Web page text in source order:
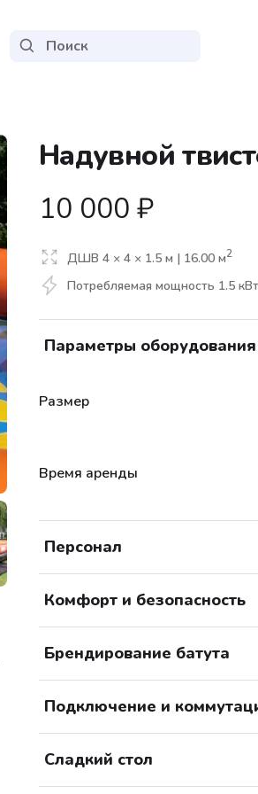
Надувной
10 000 ₽
ДШВ 4 × 4 × 1.5 м | 16.00 м2
Потребляемая мощность 1.5 кВт
Параметры оборудования
Размер
Время аренды
Персонал
Комфорт и безопасность
Брендирование батута
Подключение и
Сладкий стол